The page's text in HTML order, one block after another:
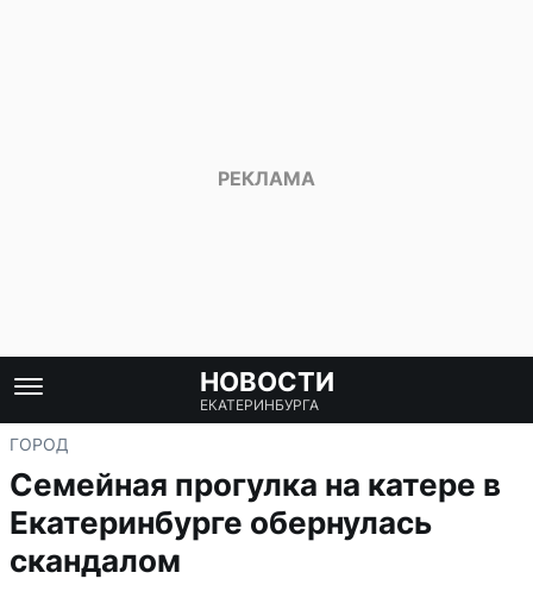
НОВОСТИ
ЕКАТЕРИНБУРГА
ГОРОД
Семейная прогулка на катере в
Екатеринбурге обернулась
скандалом